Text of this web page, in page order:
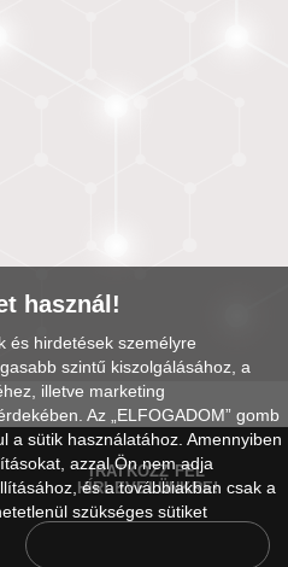
IRATKOZZ FEL
HÍRLEVELÜNKRE!
használ!
és hirdetések személyre
szintű kiszolgálásához, a
illetve marketing
Az „ELFOGADOM” gomb
a sütik használatához. Amennyiben
azzal Ön nem adja
és a továbbiakban csak a
szükséges sütiket